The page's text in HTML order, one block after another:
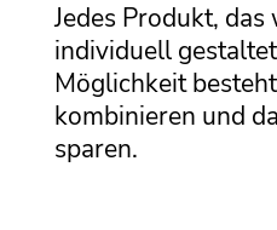
Jedes Produkt,
individuell
Möglichkeit
kombinieren und
sparen.